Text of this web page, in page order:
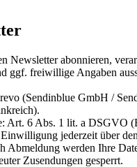
Newsletter abonnieren,
ggf. freiwillige Angaben
(Sendinblue GmbH /
Art. 6 Abs. 1 lit. a DSGVO
jederzeit über
Abmeldung werden Ihre
Zusendungen gesperrt.